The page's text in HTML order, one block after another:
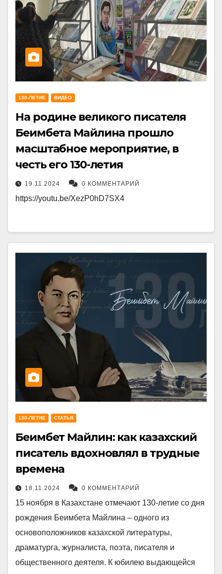
130-ЛЕТИЕ ВИДЕО
На родине великого писателя
Беимбета Майлина прошло
масштабное мероприятие, в
честь его 130-летия
19.11.2024 0 КОММЕНТАРИЙ
https://youtu.be/XezP0hD7SX4
130-ЛЕТИЕ СТАТЬЯ
Беимбет Майлин: как казахский
писатель вдохновлял в трудные
времена
18.11.2024 0 КОММЕНТАРИЙ
15 ноября в Казахстане отмечают 130-летие со дня
рождения Беимбета Майлина – одного из
основоположников казахской литературы,
драматурга, журналиста, поэта, писателя и
общественного деятеля. К юбилею выдающейся